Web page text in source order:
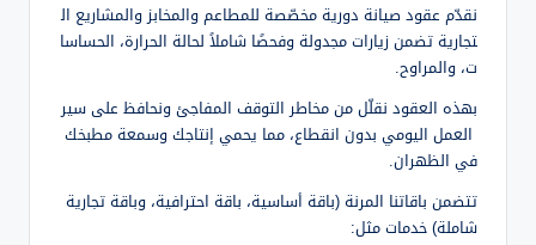
نقدّم عقود صيانة دورية مخصّصة للمطاعم والمخابز والمشاريع ال
تجارية تضمن زيارات مجدولة وفحصًا شاملاً لحالة الحرارة، الحساسا
ت، والمراوح.
بهذه العقود نقلّل من مخاطر التوقف المفاجئ ونحافظ على سير
العمل اليومي بدون انقطاع، مما يحمي إنتاجك وسمعة مطبخك
في الظهران.
تتضمن باقاتنا المرنة (باقة أساسية، باقة احترافية، وباقة تجارية
شاملة) خدمات مثل: